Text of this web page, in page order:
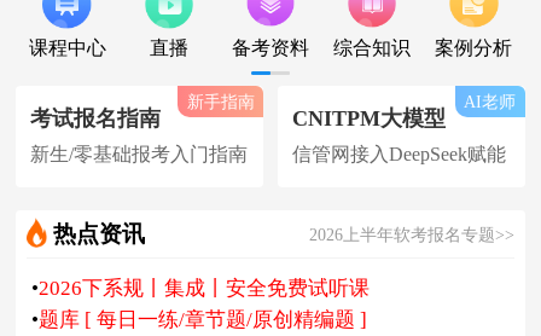
课程中心 直播 备考资料 综合知识 案例分析
考试报名指南
新生/零基础报考入门指南
新手指南
CNITPM大模型
信管网接入DeepSeek赋能
AI老师
热点资讯 2026上半年软考报名专题>>
•2026下系规丨集成丨安全免费试听课
•题库 [ 每日一练/章节题/原创精编题 ]